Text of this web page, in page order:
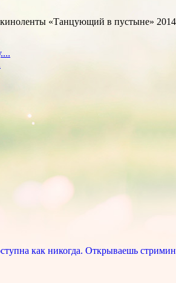
«Танцующий в пустыне» 2014
как никогда. Открываешь